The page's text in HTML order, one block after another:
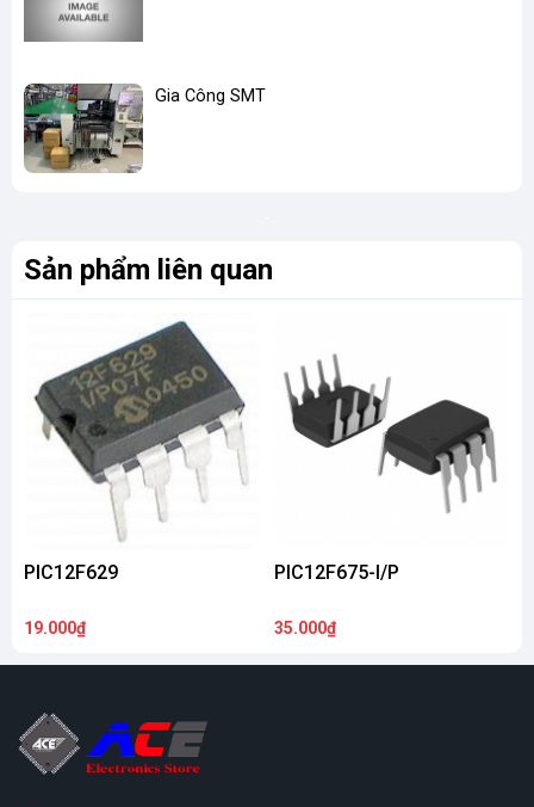
Gia Công SMT
Sản phẩm liên quan
PIC12F629
19.000₫
PIC12F675-I/P
35.000₫